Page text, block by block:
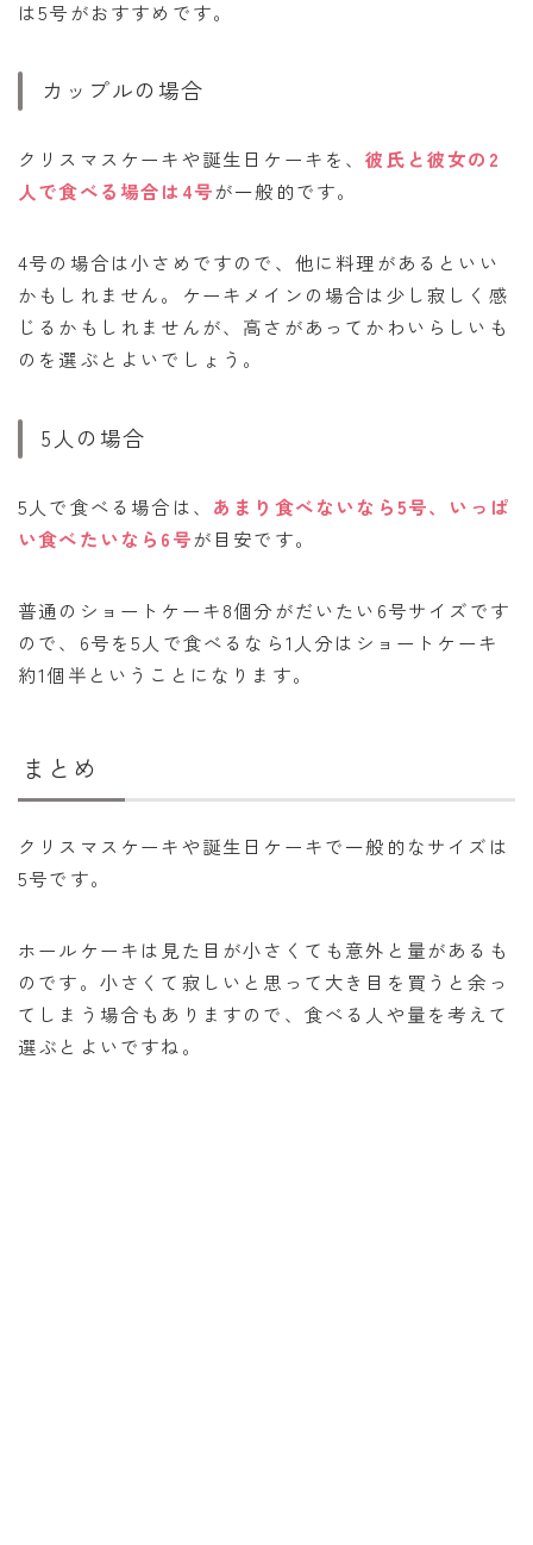
は5号がおすすめです。
カップルの場合
クリスマスケーキや誕生日ケーキを、彼氏と彼女の2
人で食べる場合は4号が一般的です。
4号の場合は小さめですので、他に料理があるといい
かもしれません。ケーキメインの場合は少し寂しく感
じるかもしれませんが、高さがあってかわいらしいも
のを選ぶとよいでしょう。
5人の場合
5人で食べる場合は、 あまり食べないなら5号、いっぱ
い食べたいなら6号が目安です。
普通のショートケーキ8個分がだいたい6号サイズです
ので、6号を5人で食べるなら1人分はショートケーキ
約1個半ということになります。
まとめ
クリスマスケーキや誕生日ケーキで一般的なサイズは
5号です。
ホールケーキは見た目が小さくても意外と量があるも
のです。小さくて寂しいと思って大き目を買うと余っ
てしまう場合もありますので、食べる人や量を考えて
選ぶとよいですね。